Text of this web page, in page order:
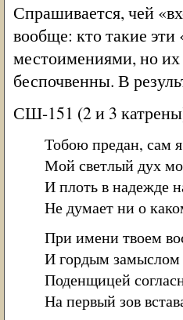
Спрашивается, чей
вообще: кто такие эти
местоимениями, но их
беспочвенны. В
СШ-151 (2 и 3
Тобою предан, сам
Мой светлый дух
И плоть в надежде
Не думает ни о
При имени твоем
И гордым замыслом
Поденщицей
На первый зов